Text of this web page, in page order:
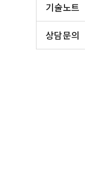
기술노트
상담문의